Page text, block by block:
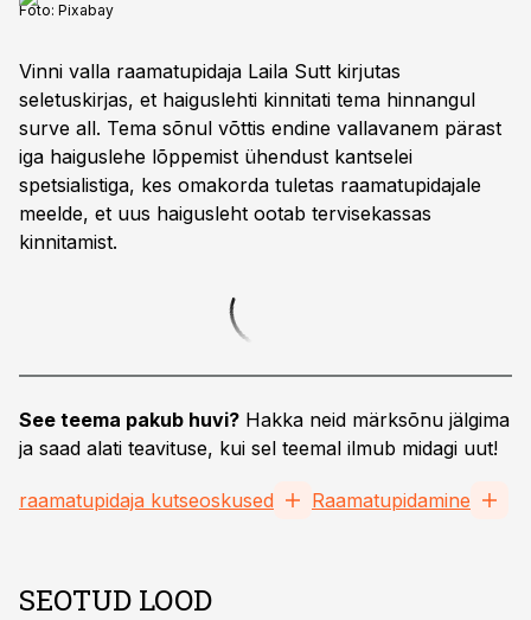
Foto: Pixabay
Vinni valla raamatupidaja Laila Sutt kirjutas
seletuskirjas, et haiguslehti kinnitati tema hinnangul
surve all. Tema sõnul võttis endine vallavanem pärast
iga haiguslehe lõppemist ühendust kantselei
spetsialistiga, kes omakorda tuletas raamatupidajale
meelde, et uus haigusleht ootab tervisekassas
kinnitamist.
See teema pakub huvi? Hakka neid märksõnu jälgima
ja saad alati teavituse, kui sel teemal ilmub midagi uut!
raamatupidaja kutseoskused Raamatupidamine
SEOTUD LOOD